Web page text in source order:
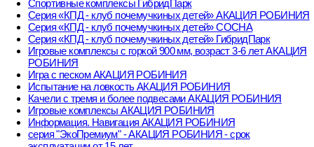
Спортивные комплексы ГибридПарк
Серия «КПД - клуб почемучкиных детей» АКАЦИЯ РОБИНИЯ
Серия «КПД - клуб почемучкиных детей» СОСНА
Серия «КПД - клуб почемучкиных детей» ГибридПарк
Игровые комплексы с горкой 900 мм, возраст 3-6 лет АКАЦИЯ
РОБИНИЯ
Игра с песком АКАЦИЯ РОБИНИЯ
Испытание на ловкость АКАЦИЯ РОБИНИЯ
Качели с тремя и более подвесами АКАЦИЯ РОБИНИЯ
Игровые комплексы АКАЦИЯ РОБИНИЯ
Информация. Навигация АКАЦИЯ РОБИНИЯ
серия "ЭкоПремиум" - АКАЦИЯ РОБИНИЯ - срок